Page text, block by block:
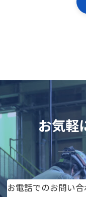
お気軽
お電話でのお問い